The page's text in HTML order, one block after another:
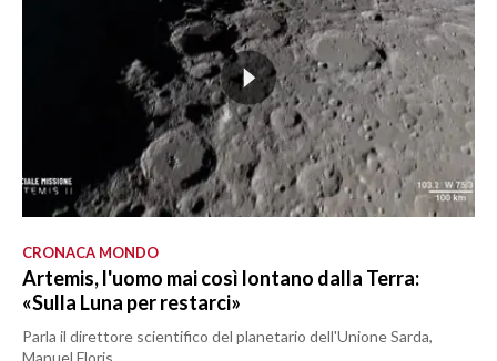
CRONACA MONDO
Artemis, l'uomo mai così lontano dalla Terra:
«Sulla Luna per restarci»
Parla il direttore scientifico del planetario dell'Unione Sarda,
Manuel Floris